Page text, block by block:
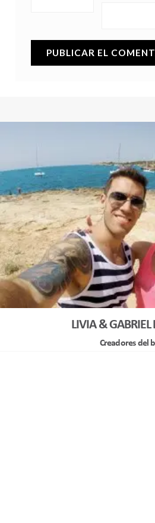
LIVIA & GABRIEL
Creadores del